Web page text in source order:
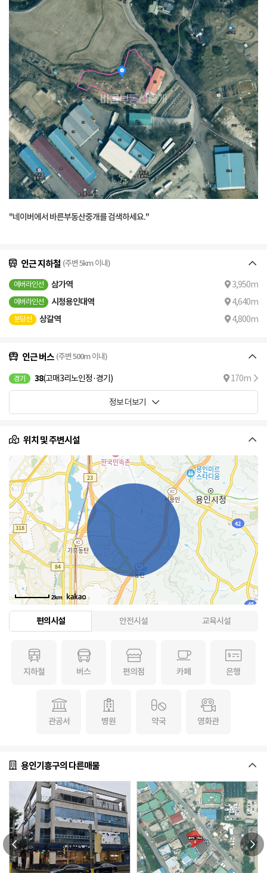
"네이버에서 바른부동산중개를 검색하세요."
인근 지하철 (주변 5km 이내)
에버라인선 삼가역 3,950m
에버라인선 시청용인대역 4,640m
분당선 상갈역 4,800m
인근 버스 (주변 500m 이내)
경기 38(고매3리노인정·경기) 170m
정보 더보기
위치 및 주변시설
2km
편의시설 안전시설 교육시설
지하철 버스 편의점 카페 은행
관공서 병원 약국 영화관
용인기흥구의 다른매물